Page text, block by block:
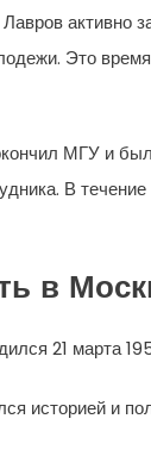
активно
Это
МГУ и
В
в
21 марта
историей и